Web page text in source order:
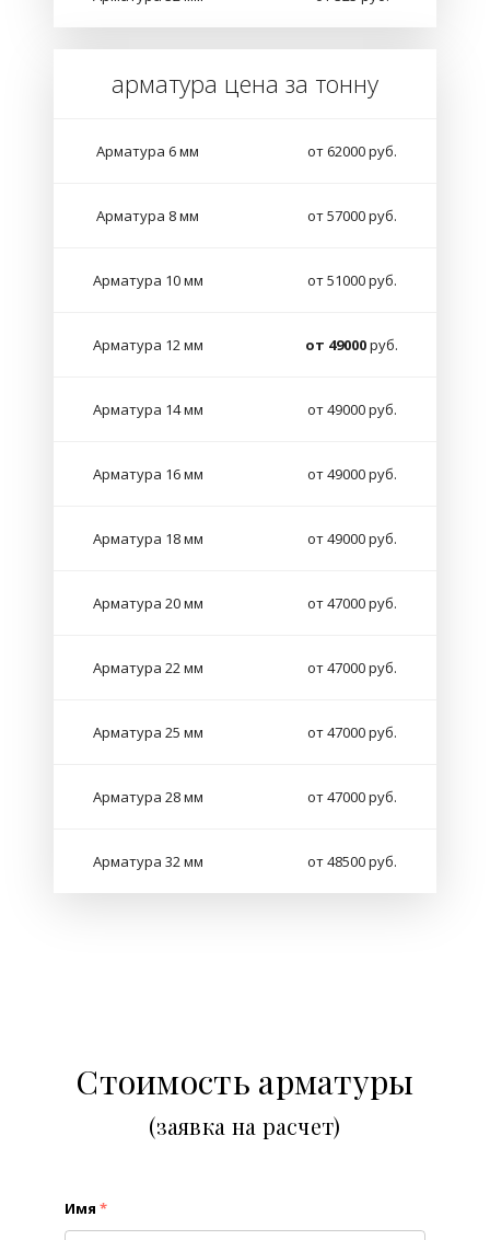
арматура цена за тонну
Арматура 6 мм от 62000 руб.
Арматура 8 мм от 57000 руб.
Арматура 10 мм от 51000 руб.
Арматура 12 мм от 49000руб.
Арматура 14 мм от 49000 руб.
Арматура 16 мм от 49000 руб.
Арматура 18 мм от 49000 руб.
Арматура 20 мм от 47000 руб.
Арматура 22 мм от 47000 руб.
Арматура 25 мм от 47000 руб.
Арматура 28 мм от 47000 руб.
Арматура 32 мм от 48500 руб.
Стоимость арматуры
(заявка на расчет)
Имя *